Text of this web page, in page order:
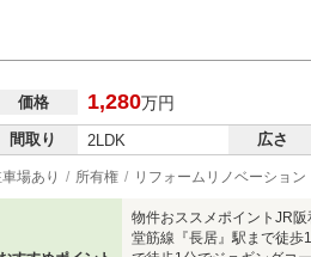
価格 1,280万円
間取り 2LDK 広さ
場あり 所有権 リフォームリノベーション
物件おススメポイントJR
堂筋線『長居』駅まで徒歩